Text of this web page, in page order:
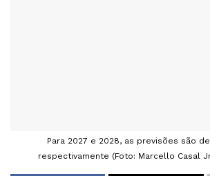
Para 2027 e 2028, as previsões são de
respectivamente (Foto: Marcello Casal